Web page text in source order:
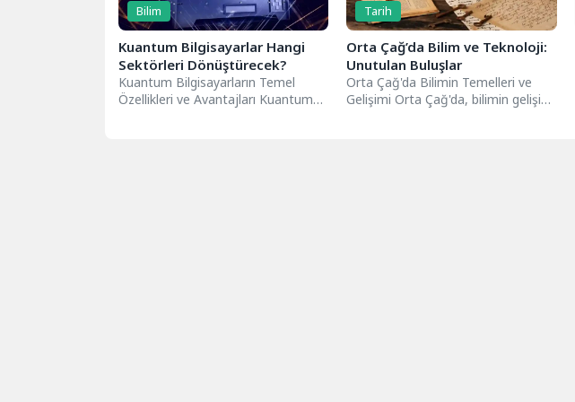
Bilim
Kuantum Bilgisayarlar Hangi
Sektörleri Dönüştürecek?
Kuantum Bilgisayarların Temel
Özellikleri ve Avantajları Kuantum
Tarih
Orta Çağ’da Bilim ve Teknoloji:
Unutulan Buluşlar
Orta Çağ'da Bilimin Temelleri ve
Gelişimi Orta Çağ'da, bilimin gelişimi